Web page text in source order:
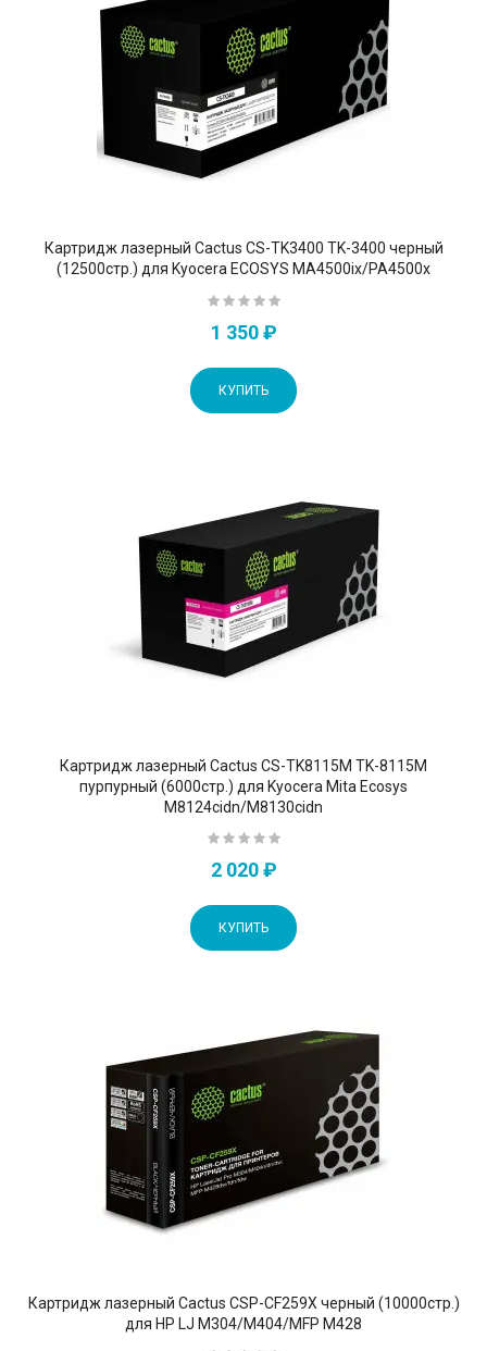
Картридж лазерный Cactus CS-TK3400 TK-3400 черный
(12500стр.) для Kyocera ECOSYS MA4500ix/PA4500x
1 350 ₽
КУПИТЬ
Картридж лазерный Cactus CS-TK8115M TK-8115M
пурпурный (6000стр.) для Kyocera Mita Ecosys
M8124cidn/M8130cidn
2 020 ₽
КУПИТЬ
Картридж лазерный Cactus CSP-CF259X черный (10000стр.)
для HP LJ M304/M404/MFP M428